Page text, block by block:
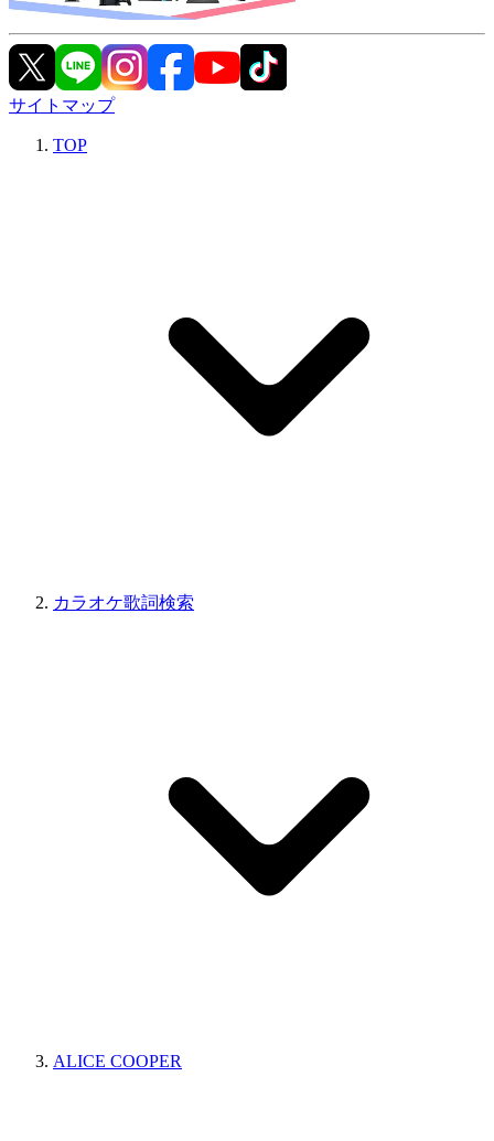
サイトマップ
TOP
カラオケ歌詞検索
ALICE COOPER